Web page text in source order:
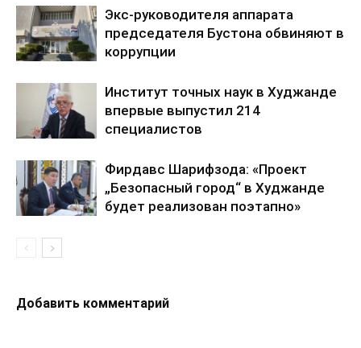
Экс-руководителя аппарата
председателя Бустона обвиняют в
коррупции
Институт точных наук в Худжанде
впервые выпустил 214
специалистов
Фирдавс Шарифзода: «Проект
„Безопасный город“ в Худжанде
будет реализован поэтапно»
Добавить комментарий